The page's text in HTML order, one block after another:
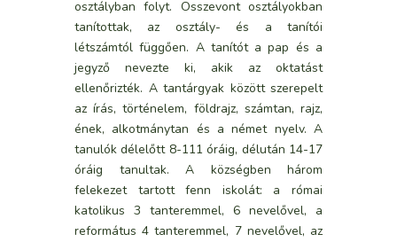
osztályban folyt. Összevont osztályokban
tanítottak, az osztály- és a tanítói
létszámtól függően. A tanítót a pap és a
jegyző nevezte ki, akik az oktatást
ellenőrizték. A tantárgyak között szerepelt
az írás, történelem, földrajz, számtan, rajz,
ének, alkotmánytan és a német nyelv. A
tanulók délelőtt 8-111 óráig, délután 14-17
óráig tanultak. A községben három
felekezet tartott fenn iskolát: a római
katolikus 3 tanteremmel, 6 nevelővel, a
református 4 tanteremmel, 7 nevelővel, az